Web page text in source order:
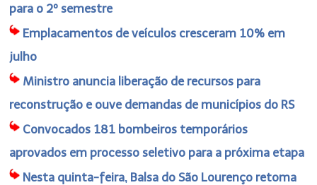
para o 2º semestre
Emplacamentos de veículos cresceram 10% em
julho
Ministro anuncia liberação de recursos para
reconstrução e ouve demandas de municípios do RS
Convocados 181 bombeiros temporários
aprovados em processo seletivo para a próxima etapa
Nesta quinta-feira, Balsa do São Lourenço retoma